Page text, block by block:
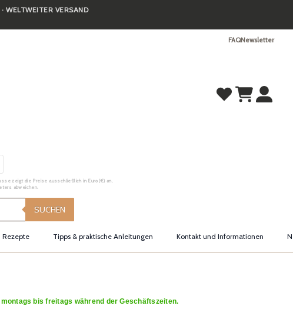
WELTWEITER VERSAND
FAQNewsletter
zeigt die Preise ausschließlich in Euro (€) an.
abweichen.
SUCHEN
Rezepte Tipps & praktische Anleitungen Kontakt und Informationen
bis freitags während der Geschäftszeiten.